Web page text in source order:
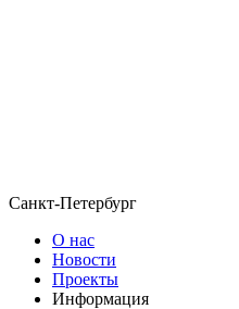
Санкт-Петербург
О нас
Новости
Проекты
Информация